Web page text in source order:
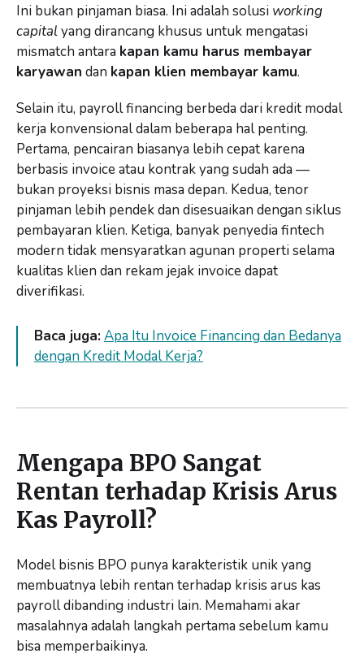
Ini bukan pinjaman biasa. Ini adalah solusi working
capitalyang dirancang khusus untuk mengatasi
mismatch antara kapan kamu harus membayar
karyawan dan kapan klien membayar kamu.
Selain itu, payroll financing berbeda dari kredit modal
kerja konvensional dalam beberapa hal penting.
Pertama, pencairan biasanya lebih cepat karena
berbasis invoice atau kontrak yang sudah ada —
bukan proyeksi bisnis masa depan. Kedua, tenor
pinjaman lebih pendek dan disesuaikan dengan siklus
pembayaran klien. Ketiga, banyak penyedia fintech
modern tidak mensyaratkan agunan properti selama
kualitas klien dan rekam jejak invoice dapat
diverifikasi.
Baca juga:Apa Itu Invoice Financing dan Bedanya
dengan Kredit Modal Kerja?
Mengapa BPO Sangat
Rentan terhadap Krisis Arus
Kas Payroll?
Model bisnis BPO punya karakteristik unik yang
membuatnya lebih rentan terhadap krisis arus kas
payroll dibanding industri lain. Memahami akar
masalahnya adalah langkah pertama sebelum kamu
bisa memperbaikinya.